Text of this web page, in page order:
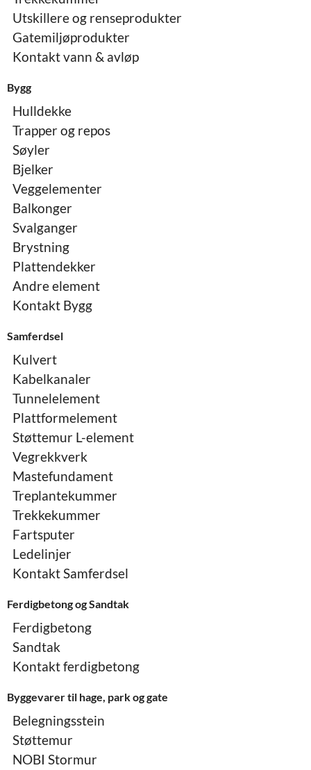
Utskillere og renseprodukter
Gatemiljøprodukter
Kontakt vann & avløp
Bygg
Hulldekke
Trapper og repos
Søyler
Bjelker
Veggelementer
Balkonger
Svalganger
Brystning
Plattendekker
Andre element
Kontakt Bygg
Samferdsel
Kulvert
Kabelkanaler
Tunnelelement
Plattformelement
Støttemur L-element
Vegrekkverk
Mastefundament
Treplantekummer
Trekkekummer
Fartsputer
Ledelinjer
Kontakt Samferdsel
Ferdigbetong og Sandtak
Ferdigbetong
Sandtak
Kontakt ferdigbetong
Byggevarer til hage, park og gate
Belegningsstein
Støttemur
NOBI Stormur